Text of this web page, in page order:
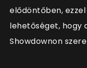
elődöntőben,
lehetőséget, hogy
Showdownon